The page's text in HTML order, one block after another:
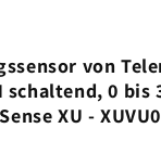
von
schaltend, 0
XU -